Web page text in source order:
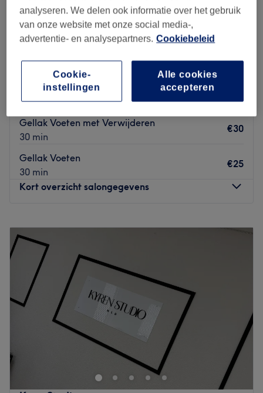
Jasmine’s nailsalon - spa
4,5
106 reviews
Zwanenveld, Nijmegen
Laat zien op de kaart
Pedicure Spa met Gellak
45 min
Gellak Voeten met Verwijderen
30 min
€30
Gellak Voeten
30 min
€25
Kort overzicht salongegevens
Woensdag
Donderdag
Vrijdag
Zaterdag
10:00
Zondag
Gesloten
Jasmine’s Nailsalon – Spa in Nijmegen is een moderne
nagel- en beautysalon waar ontspanning, verzorging en
kwaliteit centraal staan, met als doel iedere klant een
verzorgd en zelfverzekerd gevoel te geven. Hier draait
alles om persoonlijke aandacht en professionele
analyseren. We delen ook informatie over het gebruik
van onze website met onze social media-,
advertentie- en analysepartners. Cookiebeleid
Alle cookies
accepteren
Cookie-
instellingen